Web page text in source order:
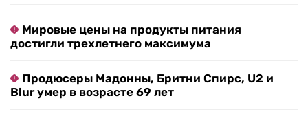
Мировые цены на продукты питания
достигли трехлетнего максимума
Продюсеры Мадонны, Бритни Спирс, U2 и
Blur умер в возрасте 69 лет